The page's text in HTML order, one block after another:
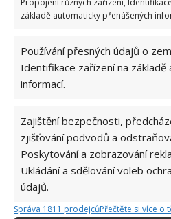
základě automaticky přenášených
Používání přesných údajů o
Identifikace zařízení na základě
informací.
Zajištění bezpečnosti,
zjišťování podvodů a
Poskytování a zobrazování
Ukládání a sdělování voleb
údajů.
Správa 1811 prodejcůPřečtěte si více o
ÚSPORA
Přidejte svůj názor
KOMENTOVAT
Jiří
Absolvent
velkým